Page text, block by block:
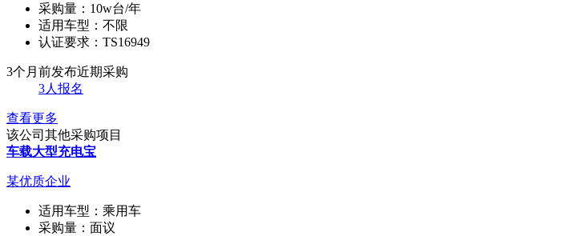
采购量： 10w台/年
适用车型： 不限
认证要求： TS16949
3个月前发布近期采购
3人报名
查看更多
该公司其他采购项目
车载大型充电宝
某优质企业
适用车型： 乘用车
采购量： 面议